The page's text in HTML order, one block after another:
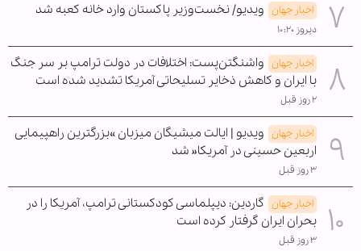
اخبار جهان ویدیو/ نخست‌وزیر پاکستان وارد خانه کعبه شد
دیروز ۱۰:۲۰
اخبار جهان واشنگتن‌پست: اختلافات در دولت ترامپ بر سر جنگ
با ایران و کاهش ذخایر تسلیحاتی آمریکا تشدید شده است
۲ روز قبل
اخبار جهان ویدیو | ایالت میشیگان میزبان »بزرگترین راهپیمایی
اربعین حسینی در آمریکا« شد
۳ روز قبل
اخبار جهان گاردین: دیپلماسی کودکستانی ترامپ، آمریکا را در
بحران ایران گرفتار کرده است
۳ روز قبل